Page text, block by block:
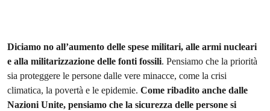
Diciamo no all’aumento delle spese militari, alle armi nucleari
e alla militarizzazione delle fonti fossili. Pensiamo che la priorità
sia proteggere le persone dalle vere minacce, come la crisi
climatica, la povertà e le epidemie. Come ribadito anche dalle
Nazioni Unite, pensiamo che la sicurezza delle persone si